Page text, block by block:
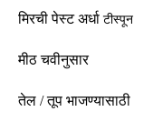
मिरची पेस्ट अर्धा टीस्पून
मीठ चवीनुसार
तेल /तूप भाजण्यासाठी